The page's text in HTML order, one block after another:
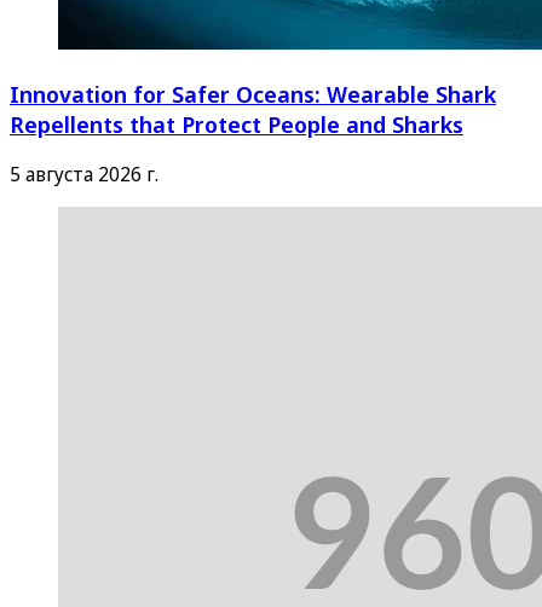
Innovation for Safer Oceans: Wearable Shark
Repellents that Protect People and Sharks
5 августа 2026 г.